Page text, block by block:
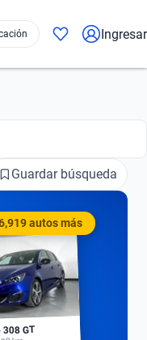
Ingresar
Guardar búsqueda
autos más
308 GT